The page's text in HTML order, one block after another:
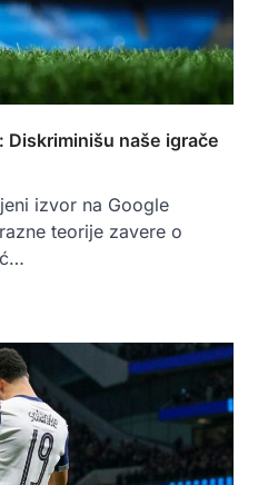
Diskriminišu naše igrače
izvor na Google
teorije zavere o